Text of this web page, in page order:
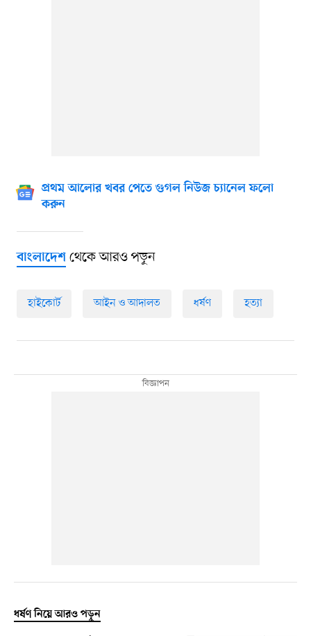
প্রথম আলোর খবর পেতে গুগল নিউজ চ্যানেল ফলো
করুন
বাংলাদেশথেকে আরও পড়ুন
হাইকোর্ট আইন ও আদালত ধর্ষণ হত্যা
ধর্ষণ নিয়ে আরও পড়ুন